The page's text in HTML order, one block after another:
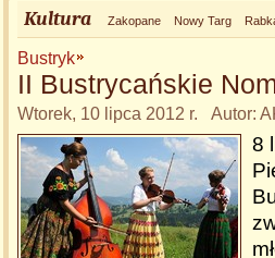
Kultura Zakopane Nowy Targ
Bustryk
II Bustrycańskie
Wtorek, 10 lipca 2012 r. Autor:
8